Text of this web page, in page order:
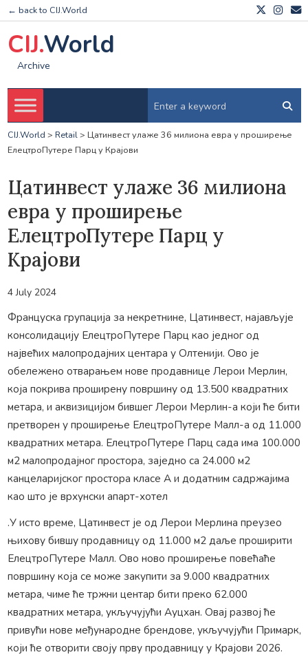
← back to CIJ.World
CIJ.World
Archive
CIJ.World > Retail> Цатинвест улаже 36 милиона евра у проширење
ЕлецтроПутере Парц у Крајови
Цатинвест улаже 36 милиона
евра у проширење
ЕлецтроПутере Парц у
Крајови
4 July 2024
Француска групација за некретнине, Цатинвест, најављује
консолидацију ЕлецтроПутере Парц као једног од
највећих малопродајних центара у Олтенији. Ово је
обележено отварањем нове продавнице Лерои Мерлин,
која покрива проширену површину од 13.500 квадратних
метара, и аквизицијом бившег Лерои Мерлин-а који ће бити
претворен у проширење ЕлецтроПутере Малл-а од 11.000
квадратних метара. ЕлецтроПутере Парц сада има 100.000
м2 малопродајног простора, заједно са 24.000 м2
канцеларијског простора класе А и додатним садржајима
као што је врхунски апарт-хотел
.У исто време, Цатинвест је од Лерои Мерлина преузео
њихову бившу продавницу од 11.000 м2 даље проширити
ЕлецтроПутере Малл. Ово ново проширење повећаће
површину која се може закупити за 9.000 квадратних
метара, чиме ће тржни центар бити преко 62.000
квадратних метара, укључујући Ауцхан. Овај развој ће
привући нове међународне брендове, укључујући Примарк,
који ће отворити своју прву продавницу у Крајови 2026.